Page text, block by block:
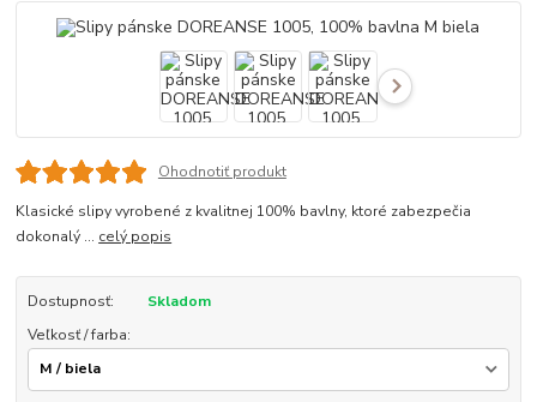
Ohodnotiť produkt
Klasické slipy vyrobené z kvalitnej 100% bavlny, ktoré zabezpečia
dokonalý ... celý popis
Dostupnosť:
Skladom
Veľkosť / farba: